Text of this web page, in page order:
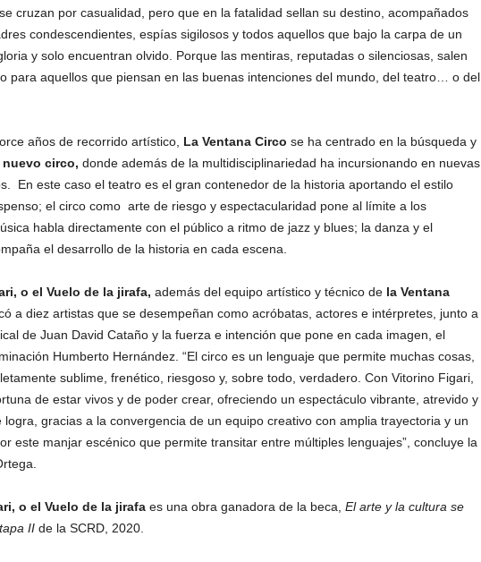
cruzan por casualidad, pero que en la fatalidad sellan su destino, acompañados
condescendientes, espías sigilosos y todos aquellos que bajo la carpa de un
y solo encuentran olvido. Porque las mentiras, reputadas o silenciosas, salen
para aquellos que piensan en las buenas intenciones del mundo, del teatro… o del
años de recorrido artístico, La Ventana Circo se ha centrado en la búsqueda y
nuevo circo, donde además de la multidisciplinariedad ha incursionando en nuevas
En este caso el teatro es el gran contenedor de la historia aportando el estilo
el circo como arte de riesgo y espectacularidad pone al límite a los
habla directamente con el público a ritmo de jazz y blues; la danza y el
el desarrollo de la historia en cada escena.
o el Vuelo de la jirafa, además del equipo artístico y técnico de la Ventana
a diez artistas que se desempeñan como acróbatas, actores e intérpretes, junto a
de Juan David Cataño y la fuerza e intención que pone en cada imagen, el
Humberto Hernández. “El circo es un lenguaje que permite muchas cosas,
sublime, frenético, riesgoso y, sobre todo, verdadero. Con Vitorino Figari,
de estar vivos y de poder crear, ofreciendo un espectáculo vibrante, atrevido y
logra, gracias a la convergencia de un equipo creativo con amplia trayectoria y un
este manjar escénico que permite transitar entre múltiples lenguajes”, concluye la
o el Vuelo de la jirafa es una obra ganadora de la beca, El arte y la cultura se
II de la SCRD, 2020.